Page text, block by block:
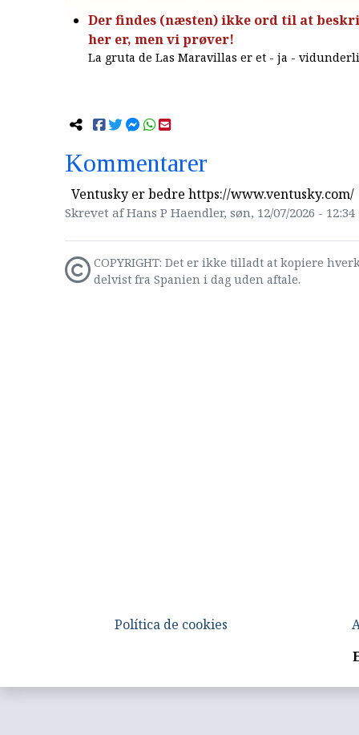
Der findes (næsten) ikke ord til at
her er, men vi prøver!
La gruta de Las Maravillas er et - ja -
Kommentarer
Ventusky er bedre https://www.ventusky.com/
Skrevet af Hans P Haendler, søn, 12/07/2026 - 12:34
COPYRIGHT: Det er ikke tilladt at kopiere
delvist fra Spanien i dag uden aftale.
Política de cookies